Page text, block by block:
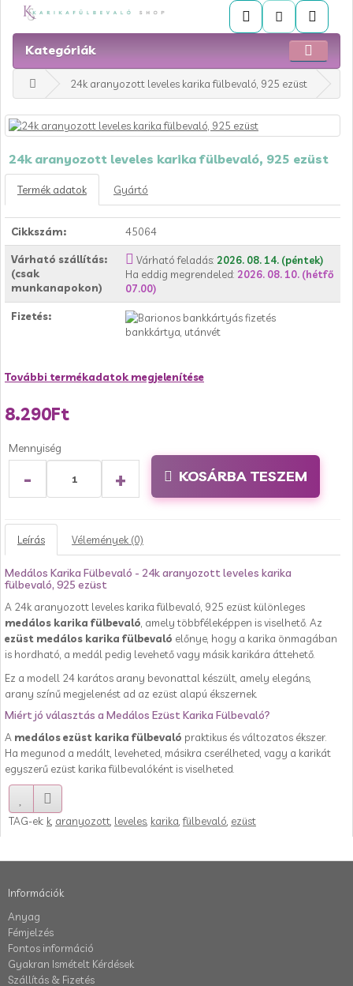
Kategóriák
24k aranyozott leveles karika fülbevaló, 925 ezüst
24k aranyozott leveles karika fülbevaló, 925 ezüst
Termék adatok Gyártó
Cikkszám: 45064
Várható szállítás:
(csak
munkanapokon)
Várható feladás: 2026. 08. 14. (péntek)
Ha eddig megrendeled: 2026. 08. 10. (hétfő
07.00)
Fizetés:
bankkártya, utánvét
További termékadatok megjelenítése
8.290Ft
Mennyiség
- + KOSÁRBA TESZEM
Leírás Vélemények (0)
Medálos Karika Fülbevaló - 24k aranyozott leveles karika
fülbevaló, 925 ezüst
A 24k aranyozott leveles karika fülbevaló, 925 ezüst különleges
medálos karika fülbevaló , amely többféleképpen is viselhető. Az
ezüst medálos karika fülbevaló előnye, hogy a karika önmagában
is hordható, a medál pedig levehető vagy másik karikára áttehető.
Ez a modell 24 karátos arany bevonattal készült, amely elegáns,
arany színű megjelenést ad az ezüst alapú ékszernek.
Miért jó választás a Medálos Ezüst Karika Fülbevaló?
A medálos ezüst karika fülbevaló praktikus és változatos ékszer.
Ha megunod a medált, leveheted, másikra cserélheted, vagy a karikát
egyszerű ezüst karika fülbevalóként is viselheted.
TAG-ek: k aranyozott leveles karika ,fülbevaló ezüst
Információk
Anyag
Fémjelzés
Fontos információ
Gyakran Ismételt Kérdések
Szállítás & Fizetés